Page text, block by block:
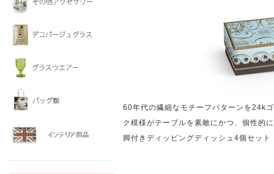
60年代の繊細なモチーフパターンを24k
ク模様がテーブルを素敵にかつ、個性的
脚付きディッピングディッシュ4個セ